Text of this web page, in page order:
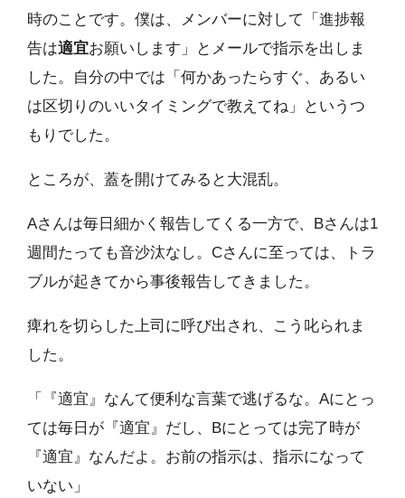
時のことです。僕は、メンバーに対して「進捗報
告は適宜お願いします」とメールで指示を出しま
した。自分の中では「何かあったらすぐ、あるい
は区切りのいいタイミングで教えてね」というつ
もりでした。
ところが、蓋を開けてみると大混乱。
Aさんは毎日細かく報告してくる一方で、Bさんは1
週間たっても音沙汰なし。Cさんに至っては、トラ
ブルが起きてから事後報告してきました。
痺れを切らした上司に呼び出され、こう叱られま
した。
「『適宜』なんて便利な言葉で逃げるな。Aにとっ
ては毎日が『適宜』だし、Bにとっては完了時が
『適宜』なんだよ。お前の指示は、指示になって
いない」